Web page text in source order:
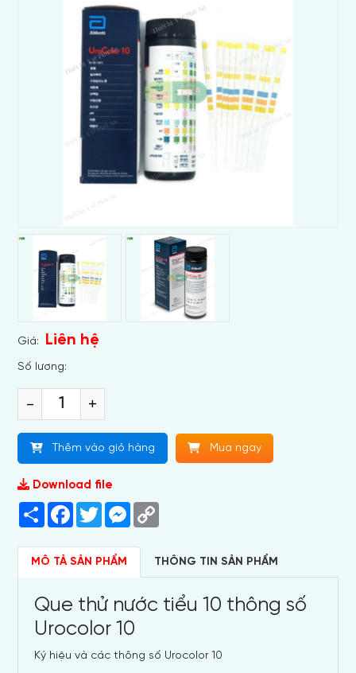
Giá: Liên hệ
Số lương:
- +
Thêm vào giỏ hàng Mua ngay
Download file
Share Facebook
TwitterMessenger
MÔ TẢ SẢN PHẨM THÔNG TIN SẢN PHẨM
Que thử nước tiểu 10 thông số
Urocolor 10
Ký hiệu và các thông số Urocolor 10